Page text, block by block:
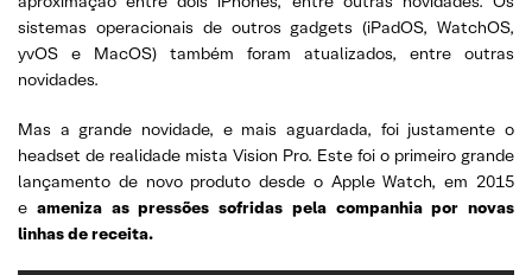
sistemas operacionais de outros gadgets (iPadOS, WatchOS,
yvOS e MacOS) também foram atualizados, entre outras
novidades.
Mas a grande novidade, e mais aguardada, foi justamente o
headset de realidade mista Vision Pro. Este foi o primeiro grande
lançamento de novo produto desde o Apple Watch, em 2015
e ameniza as pressões sofridas pela companhia por novas
linhas de receita.